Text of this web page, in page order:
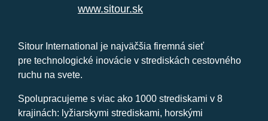
www.sitour.sk
Sitour International je najväčšia firemná sieť
pre technologické inovácie v strediskách cestovného
ruchu na svete.
Spolupracujeme s viac ako 1000 strediskami v 8
krajinách: lyžiarskymi strediskami, horskými